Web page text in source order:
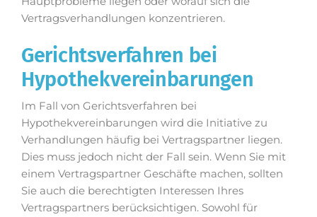
Vertragsverhandlungen konzentrieren.
Gerichtsverfahren bei
Hypothekvereinbarungen
Im Fall von Gerichtsverfahren bei
Hypothekvereinbarungen wird die Initiative zu
Verhandlungen häufig bei Vertragspartner liegen.
Dies muss jedoch nicht der Fall sein. Wenn Sie mit
einem Vertragspartner Geschäfte machen, sollten
Sie auch die berechtigten Interessen Ihres
Vertragspartners berücksichtigen. Sowohl für